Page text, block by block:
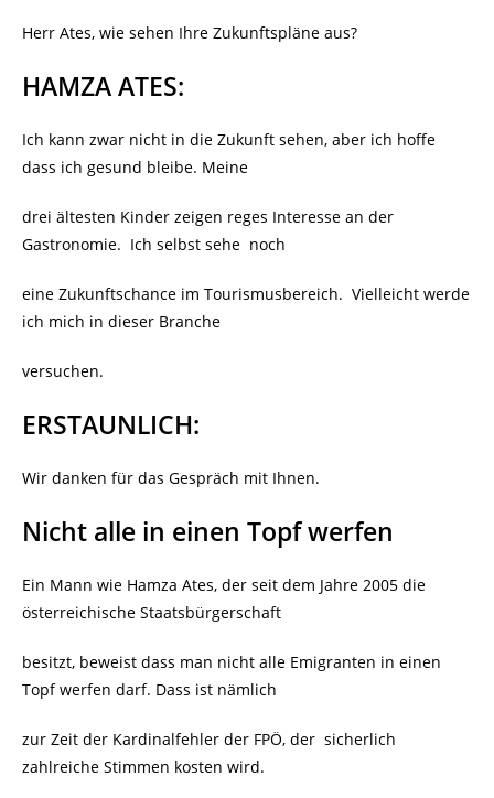
Herr Ates, wie sehen Ihre Zukunftspläne aus?
HAMZA ATES:
Ich kann zwar nicht in die Zukunft sehen, aber ich hoffe
dass ich gesund bleibe. Meine
drei ältesten Kinder zeigen reges Interesse an der
Gastronomie. Ich selbst sehe noch
eine Zukunftschance im Tourismusbereich. Vielleicht werde
ich mich in dieser Branche
versuchen.
ERSTAUNLICH:
Wir danken für das Gespräch mit Ihnen.
Nicht alle in einen Topf werfen
Ein Mann wie Hamza Ates, der seit dem Jahre 2005 die
österreichische Staatsbürgerschaft
besitzt, beweist dass man nicht alle Emigranten in einen
Topf werfen darf. Dass ist nämlich
zur Zeit der Kardinalfehler der FPÖ, der sicherlich
zahlreiche Stimmen kosten wird.